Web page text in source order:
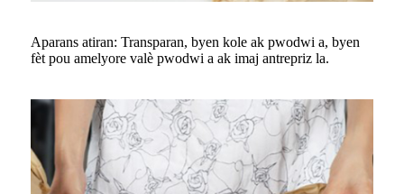
Aparans atiran: Transparan, byen kole ak pwodwi a, byen
fèt pou amelyore valè pwodwi a ak imaj antrepriz la.